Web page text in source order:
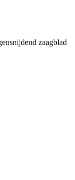
zaagblad